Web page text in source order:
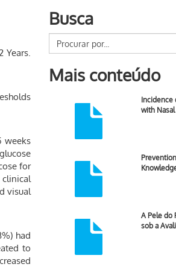
Years.
weeks
for
visual
had
to
Busca
Mais conteúdo
Incidence
with
A Pele do
sob a